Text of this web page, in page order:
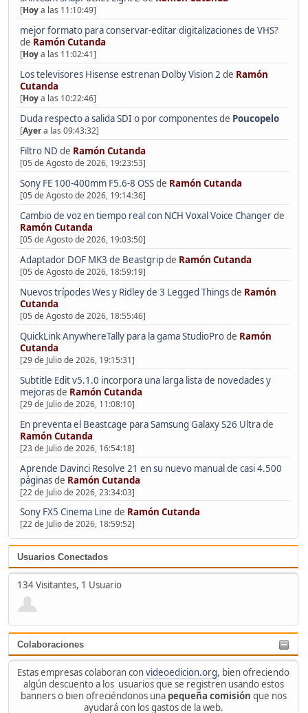
[Hoya las 11:10:49]
mejor formato para conservar-editar digitalizaciones de VHS?
de Ramón Cutanda
[Hoya las 11:02:41]
Los televisores Hisense estrenan Dolby Vision 2 de Ramón
Cutanda
[Hoya las 10:22:46]
Duda respecto a salida SDI o por componentesde Poucopelo
[Ayera las 09:43:32]
Filtro ND de Ramón Cutanda
[05 de Agosto de 2026, 19:23:53]
Sony FE 100-400mm F5.6-8 OSSde Ramón Cutanda
[05 de Agosto de 2026, 19:14:36]
Cambio de voz en tiempo real con NCH Voxal Voice Changerde
Ramón Cutanda
[05 de Agosto de 2026, 19:03:50]
Adaptador DOF MK3 de Beastgripde Ramón Cutanda
[05 de Agosto de 2026, 18:59:19]
Nuevos trípodes Wes y Ridley de 3 Legged Thingsde Ramón
Cutanda
[05 de Agosto de 2026, 18:55:46]
QuickLink AnywhereTally para la gama StudioProde Ramón
Cutanda
[29 de Julio de 2026, 19:15:31]
Subtitle Edit v5.1.0 incorpora una larga lista de novedades y
mejorasde Ramón Cutanda
[29 de Julio de 2026, 11:08:10]
En preventa el Beastcage para Samsung Galaxy S26 Ultrade
Ramón Cutanda
[23 de Julio de 2026, 16:54:18]
Aprende Davinci Resolve 21 en su nuevo manual de casi 4.500
páginasde Ramón Cutanda
[22 de Julio de 2026, 23:34:03]
Sony FX5 Cinema Line de Ramón Cutanda
[22 de Julio de 2026, 18:59:52]
Usuarios Conectados
134 Visitantes, 1 Usuario
Colaboraciones
Estas empresas colaboran convideoedicion.org, bien ofreciendo
algún descuento a los usuarios que se registren usando estos
banners o bien ofreciéndonos una pequeña comisión que nos
ayudará con los gastos de la web.